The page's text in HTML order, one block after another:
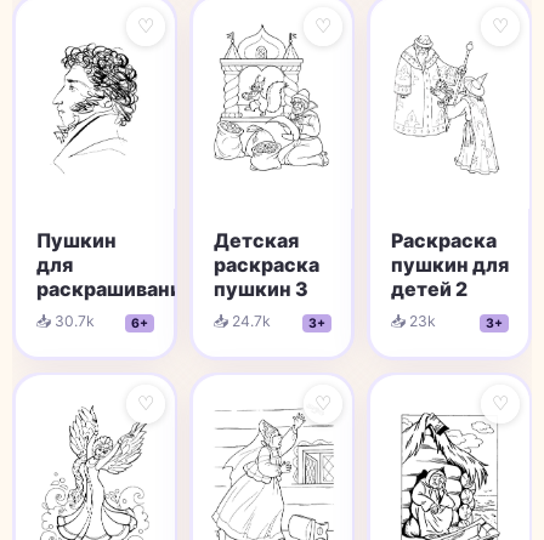
♡
Пушкин
для
раскрашивания
📥 30.7k 6+
♡
Детская
раскраска
пушкин 3
📥 24.7k 3+
♡
Раскраска
пушкин для
детей 2
📥 23k 3+
♡ ♡ ♡